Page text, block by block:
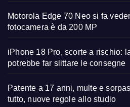
Motorola Edge 70 Neo si fa
fotocamera è da 200 MP
iPhone 18 Pro, scorte a rischio:
potrebbe far slittare le consegne
Patente a 17 anni, multe e
tutto, nuove regole allo studio